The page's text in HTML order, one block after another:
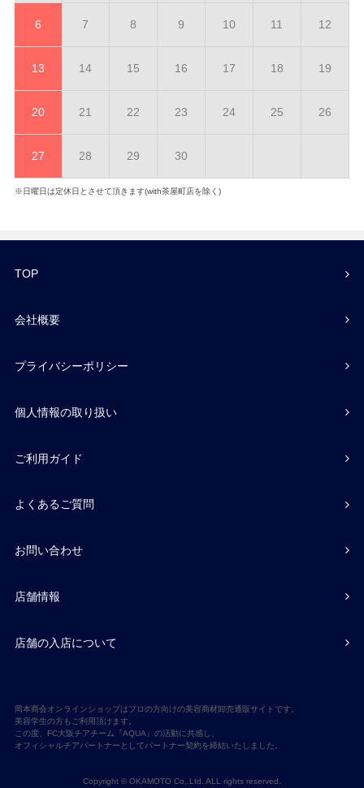
6 7 8 9 10 11 12
13 14 15 16 17 18 19
20 21 22 23 24 25 26
27 28 29 30
※日曜日は定休日とさせて頂きます(with茶屋町店を除く)
TOP
会社概要
プライバシーポリシー
個人情報の取り扱い
ご利用ガイド
よくあるご質問
お問い合わせ
店舗情報
店舗の入店について
岡本商会オンラインショップはプロの方向けの美容商材卸売通販サイトです。
美容学生の方もご利用頂けます。
この度、FC大阪チアチーム『AQUA』の活動に共感し、
オフィシャルチアパートナーとしてパートナー契約を締結いたしました。
Copyright © OKAMOTO Co,.Ltd. ALL rights reserved.